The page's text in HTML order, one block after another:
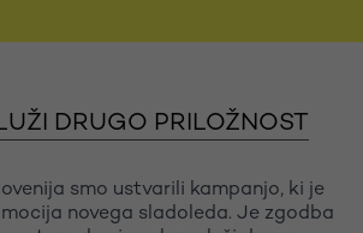
DRUGO PRILOŽNOST
smo ustvarili kampanjo, ki je
novega sladoleda. Je zgodba